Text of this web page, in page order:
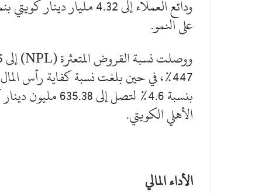
على النمو.
بنسبة 4.6% لتصل
الأهلي الكويتي.
الأداء المالي